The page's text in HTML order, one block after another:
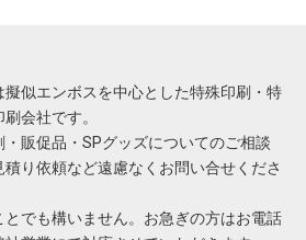
似エンボスを中心とした特殊印刷・特
会社です。
販促品・SPグッズについてのご相談
り依頼など遠慮なくお問い合せくださ
でも構いません。お急ぎの方はお電話